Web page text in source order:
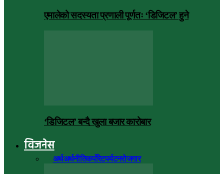
एमालेको सदस्यता प्रणाली पूर्णतः ‘डिजिटल’ हुने
‘डिजिटल’ बन्दै खुला बजार कारोबार
विजनेस
अर्थअर्थनीतिकर्पोरेटपर्यटनरोजगार